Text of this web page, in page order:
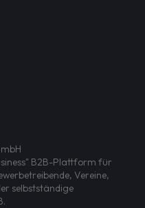
B2B-Plattform für
Vereine,
selbstständige